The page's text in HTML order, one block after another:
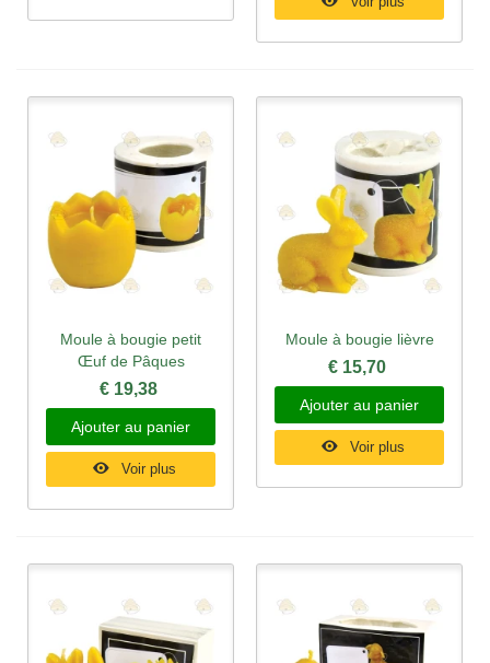
Moule à bougie petit
Œuf de Pâques
€ 19,38
Ajouter au panier
Voir plus
Moule à bougie lièvre
€ 15,70
Ajouter au panier
Voir plus